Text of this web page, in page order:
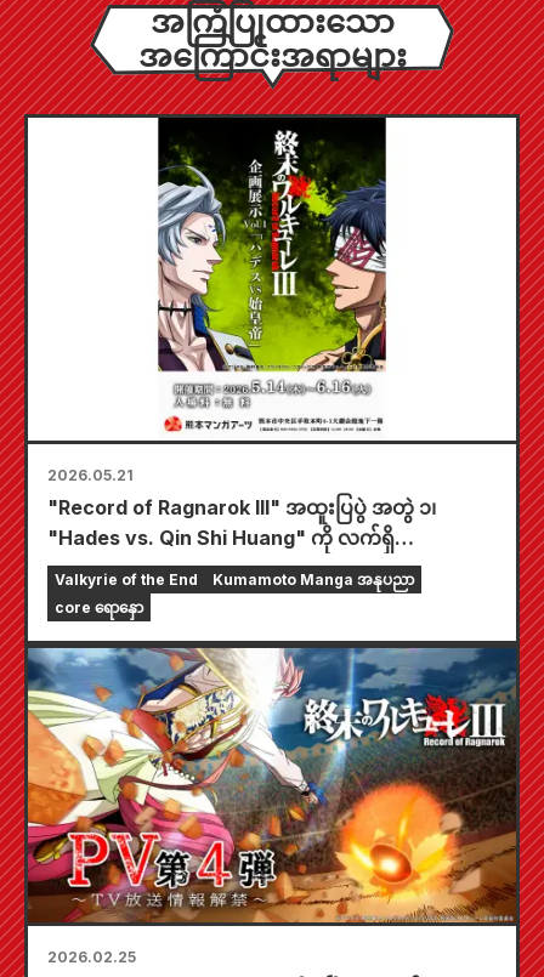
အကြံပြုထားသော
အကြောင်းအရာများ
2026.05.21
"Record of Ragnarok III" အထူးပြပွဲ အတွဲ ၁၊
"Hades vs. Qin Shi Huang" ကို လက်ရှိ
Kumamoto မှာ ကျင်းပနေပါတယ်။
Valkyrie of the End
Kumamoto Manga အနုပညာ
core ရောနှော
2026.02.25